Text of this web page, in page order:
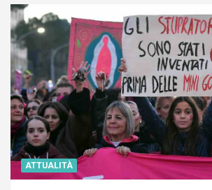
ATTUALITÀ